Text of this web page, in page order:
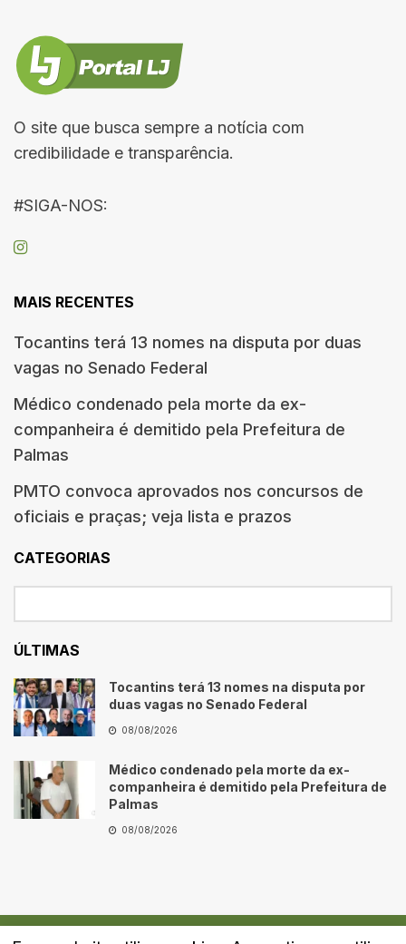
O site que busca sempre a notícia com
credibilidade e transparência.
#SIGA-NOS:
MAIS RECENTES
Tocantins terá 13 nomes na disputa por duas
vagas no Senado Federal
Médico condenado pela morte da ex-
companheira é demitido pela Prefeitura de
Palmas
PMTO convoca aprovados nos concursos de
oficiais e praças; veja lista e prazos
CATEGORIAS
ÚLTIMAS
Tocantins terá 13 nomes na disputa por
duas vagas no Senado Federal
08/08/2026
Médico condenado pela morte da ex-
companheira é demitido pela Prefeitura de
Palmas
08/08/2026